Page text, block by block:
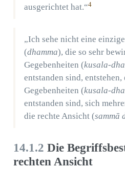
ausgerichtet hat.“4
„Ich sehe nicht eine
(dhamma), die so sehr
Gegebenheiten (kusala-
entstanden sind, entstehen,
Gegebenheiten (kusala-
entstanden sind, sich
die rechte Ansicht (sammā
14.1.2 Die
rechten Ansicht